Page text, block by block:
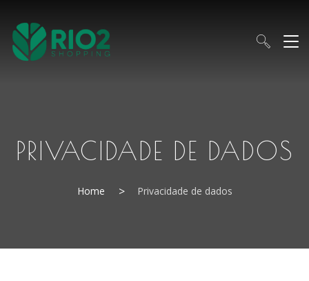
PRIVACIDADE DE DADOS
Home Privacidade de dados